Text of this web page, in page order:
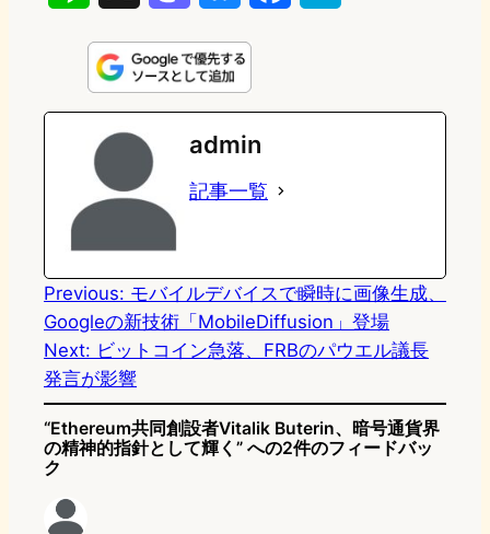
n
e
s
t
o
d
n
u
e
s
k
e
k
e
admin
記事一覧
Previous: モバイルデバイスで瞬時に画像生成、
Googleの新技術「MobileDiffusion」登場
Next: ビットコイン急落、FRBのパウエル議長
発言が影響
“Ethereum共同創設者Vitalik Buterin、暗号通貨界
の精神的指針として輝く” への2件のフィードバッ
ク